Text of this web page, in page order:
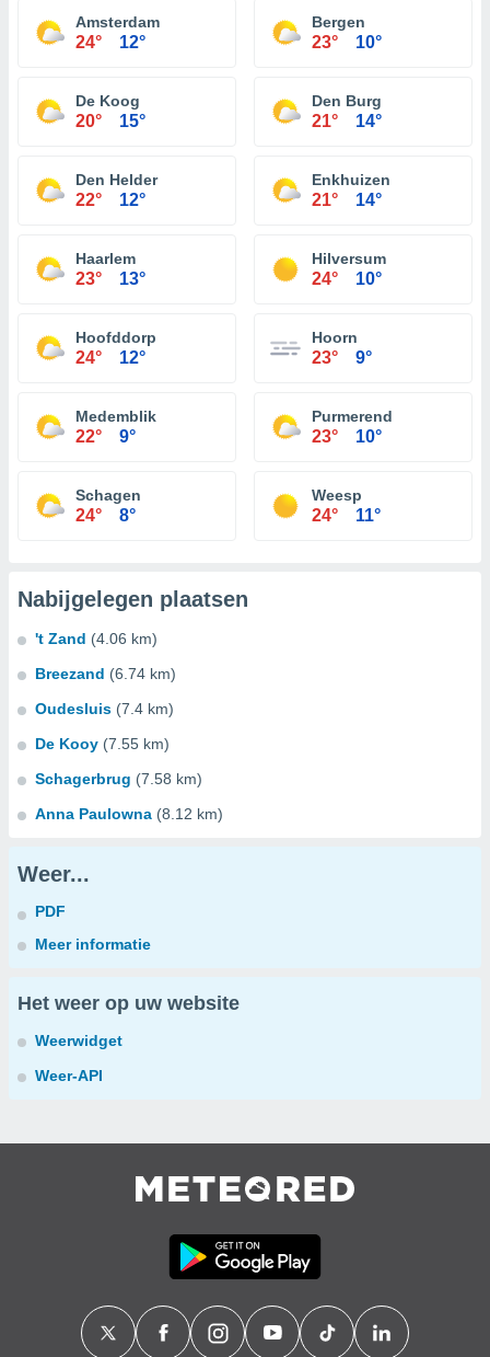
Amsterdam
24° 12°
Bergen
23° 10°
De Koog
20° 15°
Den Burg
21° 14°
Den Helder
22° 12°
Enkhuizen
21° 14°
Haarlem
23° 13°
Hilversum
24° 10°
Hoofddorp
24° 12°
Hoorn
23° 9°
Medemblik
22° 9°
Purmerend
23° 10°
Schagen
24° 8°
Weesp
24° 11°
Nabijgelegen plaatsen
't Zand (4.06 km)
Breezand (6.74 km)
Oudesluis (7.4 km)
De Kooy (7.55 km)
Schagerbrug (7.58 km)
Anna Paulowna (8.12 km)
Weer...
PDF
Meer informatie
Het weer op uw website
Weerwidget
Weer-API